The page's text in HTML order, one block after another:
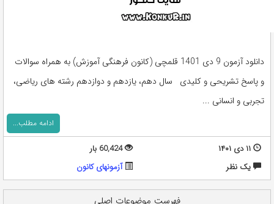
دانلود آزمون 9 دی 1401 قلمچی (کانون فرهنگی آموزش) به همراه سوالات
و پاسخ تشریحی و کلیدی سال دهم، یازدهم و دوازدهم رشته های ریاضی،
تجربی و انسانی ...
ادامه مطلب...
۱۱ دی ۱۴۰۱
60,424 بار
يک نظر
آزمونهای کانون
فهرست موضوعات اصلی